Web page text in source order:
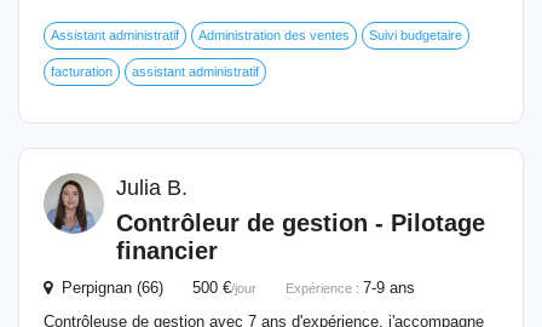
Assistant administratif Administration des ventes Suivi budgetaire
facturation assistant administratif
Julia B.
Contrôleur de gestion - Pilotage
financier
Perpignan (66) 500 €/jour Expérience : 7-9 ans
Contrôleuse de gestion avec 7 ans d'expérience, j'accompagne